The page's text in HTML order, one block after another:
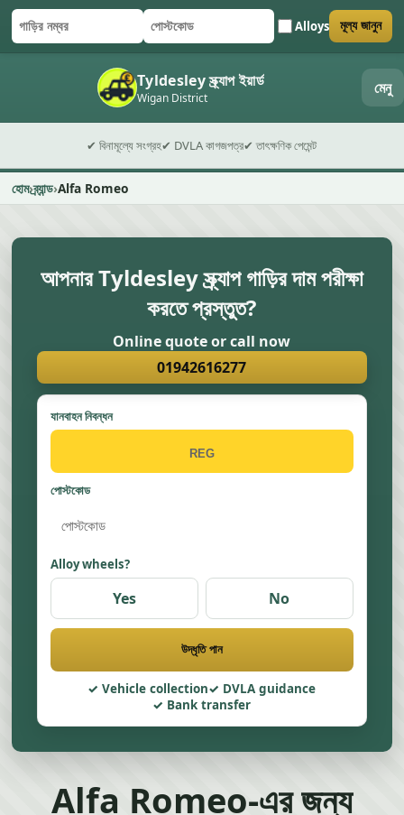
গাড়ির নম্বর
পোস্টকোড Alloys
ফর্ম জমা দিন মূল্য জানুন
Tyldesley স্ক্র্যাপ ইয়ার্ড
Wigan District মেনু
✔ বিনামূল্যে সংগ্রহ✔ DVLA কাগজপত্র✔ তাৎক্ষণিক পেমেন্ট
হোম ব্র্যান্ড Alfa Romeo
আপনার Tyldesley স্ক্র্যাপ গাড়ির দাম পরীক্ষা
করতে প্রস্তুত?
Online quote or call now
01942616277
যানবাহন নিবন্ধন
পোস্টকোড
Alloy wheels?
Yes No
উদ্ধৃতি পান
Vehicle collection
DVLA guidance
Bank transfer
Alfa Romeo-এর জন্য